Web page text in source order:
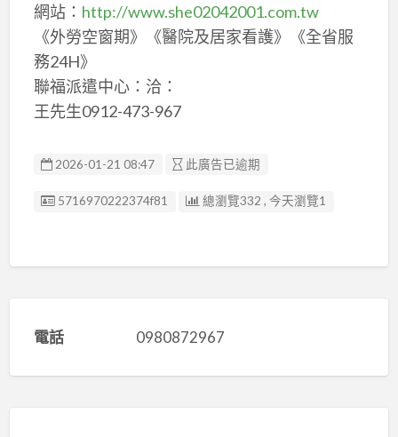
網站： http://www.she02042001.com.tw
《外勞空窗期》《醫院及居家看護》《全省服
務24H》
聯福派遣中心：洽：
王先生0912-473-967
2026-01-21 08:47 此廣告已逾期
廣告编號
5716970222374f81 總瀏覽332 , 今天瀏覽1
電話 0980872967